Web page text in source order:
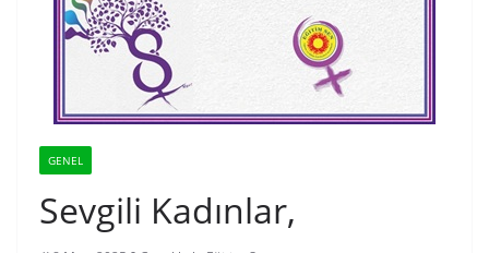
GENEL
Sevgili Kadınlar,